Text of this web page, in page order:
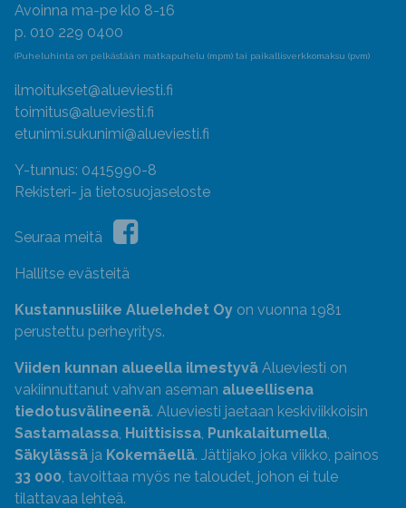
Avoinna ma-pe klo 8-16
p. 010 229 0400
(Puheluhinta on pelkästään matkapuhelu (mpm) tai paikallisverkkomaksu (pvm)
ilmoitukset@alueviesti.fi
toimitus@alueviesti.fi
etunimi.sukunimi@alueviesti.fi
Y-tunnus: 0415990-8
Rekisteri- ja tietosuojaseloste
Seuraa meitä
Hallitse evästeitä
Kustannusliike Aluelehdet Oy on vuonna 1981
perustettu perheyritys.
Viiden kunnan alueella ilmestyvä Alueviesti on
vakiinnuttanut vahvan aseman alueellisena
tiedotusvälineenä. Alueviesti jaetaan keskiviikkoisin
Sastamalassa Huittisissa Punkalaitumella
Säkylässä ja Kokemäellä. Jättijako joka viikko, painos
33 000 , tavoittaa myös ne taloudet, johon ei tule
tilattavaa lehteä.